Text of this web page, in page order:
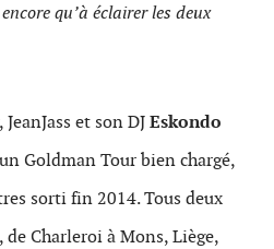
qu’à éclairer les deux
et son DJEskondo
Goldman Tour bien chargé,
sorti fin 2014. Tous deux
Charleroi à Mons, Liège,